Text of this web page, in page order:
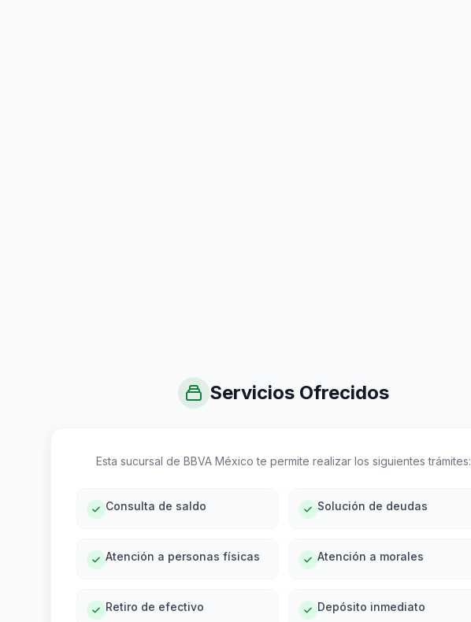
Servicios Ofrecidos
Esta sucursal de BBVA México te permite realizar los siguientes trámites:
Consulta de saldo Solución de deudas
Atención a personas físicas Atención a morales
Retiro de efectivo Depósito inmediato